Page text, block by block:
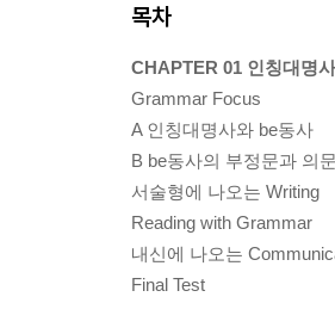
목차
CHAPTER 01 인칭대명
Grammar Focus
A 인칭대명사와 be동사
B be동사의 부정문과 의
서술형에 나오는 Writing
Reading with Grammar
내신에 나오는
Final Test